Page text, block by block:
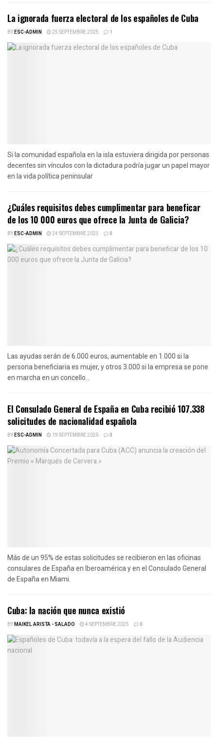
La ignorada fuerza electoral de los españoles de Cuba
BYESC-ADMIN 25 SEPTEMBRE 2025 1
Si la comunidad española en la isla estuviera dirigida por personas
decentes sin vínculos con la dictadura podría jugar un papel mayor
en la vida política peninsular
¿Cuáles requisitos debes cumplimentar para beneficar
de los 10 000 euros que ofrece la Junta de Galicia?
BYESC-ADMIN 24 SEPTEMBRE 2025 0
Las ayudas serán de 6.000 euros, aumentable en 1.000 si la
persona beneficiaria es mujer, y otros 3.000 si la empresa se pone
en marcha en un concello...
El Consulado General de España en Cuba recibió 107.338
solicitudes de nacionalidad española
BYESC-ADMIN 19 SEPTEMBRE 2025 0
Más de un 95% de estas solicitudes se recibieron en las oficinas
consulares de España en Iberoamérica y en el Consulado General
de España en Miami.
Cuba: la nación que nunca existió
BYMAIKEL ARISTA - SALADO 4 SEPTEMBRE 2025 0